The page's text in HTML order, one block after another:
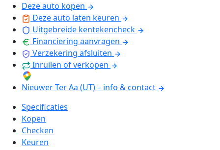
Deze auto kopen
Deze auto laten keuren
Uitgebreide kentekencheck
Financiering aanvragen
Verzekering afsluiten
Inruilen of verkopen
Nieuwer Ter Aa (UT) – info & contact
Specificaties
Kopen
Checken
Keuren